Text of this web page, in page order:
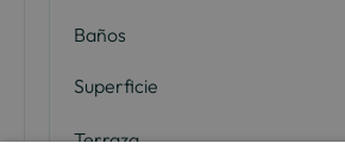
Baños
Superficie
Terraza